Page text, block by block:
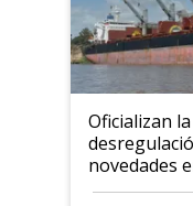
Oficializan
novedades